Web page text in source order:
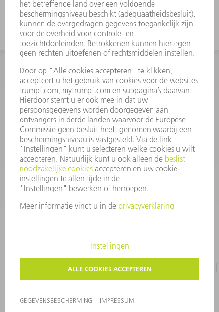
INFORMATIE
Veel gestelde vragen
Algemene voorwaarden
CONTACT
+31 88 4002 400
Ma. - vr. 8.00 - 17.00 uur
onderdelen.tnl@de.trumpf.com
GEGEVENSBESCHERMING
COPYRIGHT EN LOGO
GEBRUIKSVOORWAARDEN
© 2026TRUMPF